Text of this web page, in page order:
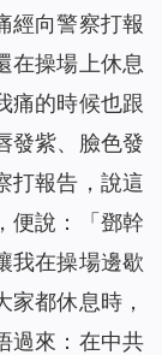
經向警察打報
在操場上休息
痛的時候也跟
發紫、臉色發
打報告，說這
便說：「鄧幹
我在操場邊歇
都休息時，
過來：在中共